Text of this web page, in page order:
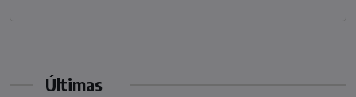
Últimas